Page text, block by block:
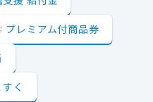
プレミアム付商品券
く